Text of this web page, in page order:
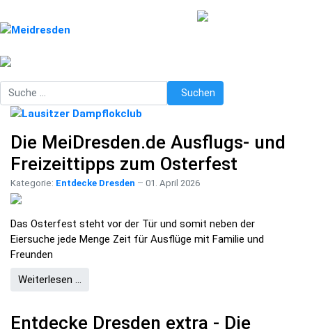
Suchen Suchen
Die MeiDresden.de Ausflugs- und
Freizeittipps zum Osterfest
Kategorie: Entdecke Dresden 01. April 2026
Das Osterfest steht vor der Tür und somit neben der
Eiersuche jede Menge Zeit für Ausflüge mit Familie und
Freunden
Weiterlesen …
Entdecke Dresden extra - Die